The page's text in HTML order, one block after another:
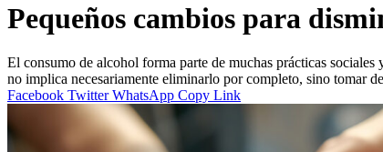
Pequeños cambios para
El consumo de alcohol forma parte de muchas prácticas
no implica necesariamente eliminarlo por completo, sino tomar
Facebook Twitter WhatsApp Copy Link